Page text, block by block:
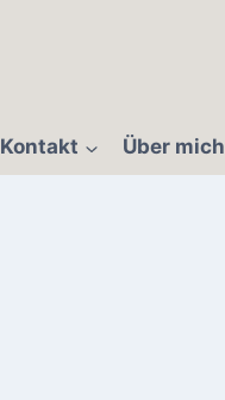
Kontakt Über mich